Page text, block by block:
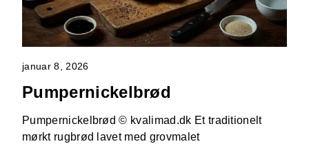
januar 8, 2026
Pumpernickelbrød
Pumpernickelbrød © kvalimad.dk Et traditionelt
mørkt rugbrød lavet med grovmalet